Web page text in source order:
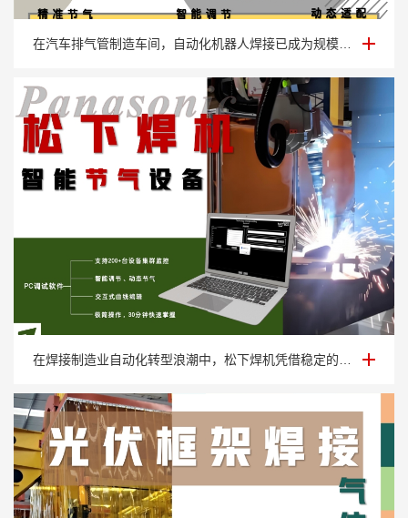
排气管弧焊节能节气阀 在汽车排气管制造车间，自动化机器人焊接已成为规模化生产的标配，可谁不是一边享受着···
松下焊机智能节气设备